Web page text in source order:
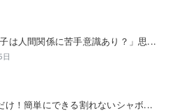
子は人間関係に苦手意識あり？」思...
け！簡単にできる割れないシャボ...